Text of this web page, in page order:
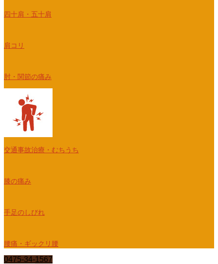
四十肩・五十肩
肩コリ
肘・関節の痛み
交通事故治療・むちうち
膝の痛み
手足のしびれ
腰痛・ギックリ腰
0475-34-1567